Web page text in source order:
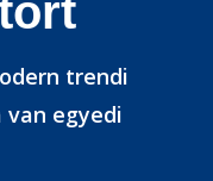
trendi
egyedi